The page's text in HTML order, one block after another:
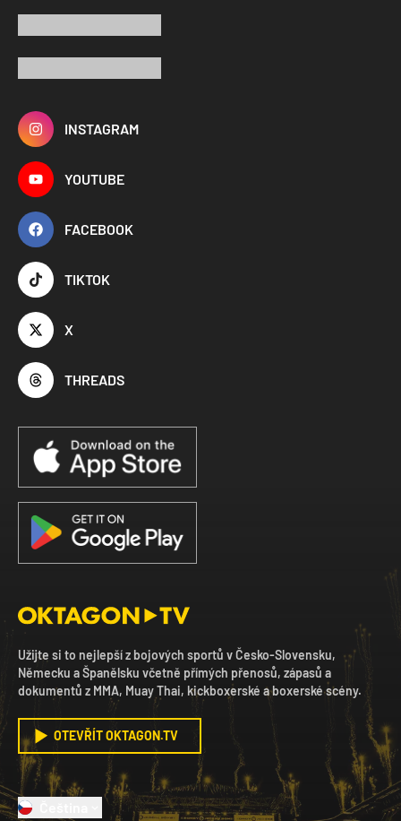
INSTAGRAM
YOUTUBE
FACEBOOK
TIKTOK
X
THREADS
Užijte si to nejlepší z bojových sportů v Česko-Slovensku,
Německu a Španělsku včetně přímých přenosů, zápasů a
dokumentů z MMA, Muay Thai, kickboxerské a boxerské scény.
OTEVŘÍT OKTAGON.TV